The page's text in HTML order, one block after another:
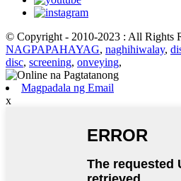
© Copyright - 2010-2023 : All Rights
NAGPAPAHAYAG, naghihiwalay,
disc, screening, onveying,
Magpadala ng Email
x